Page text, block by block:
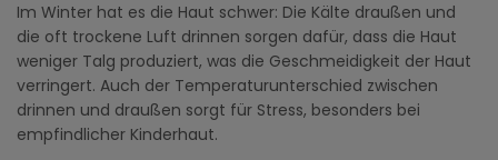
Im Winter hat es die Haut schwer: Die Kälte draußen und
die oft trockene Luft drinnen sorgen dafür, dass die Haut
weniger Talg produziert, was die Geschmeidigkeit der Haut
verringert. Auch der Temperaturunterschied zwischen
drinnen und draußen sorgt für Stress, besonders bei
empfindlicher Kinderhaut.